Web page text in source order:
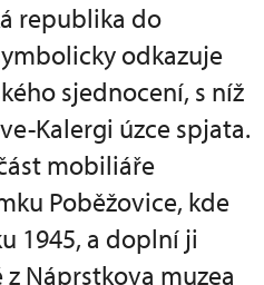
republika do
odkazuje
sjednocení, s níž
Kalergi úzce spjata.
mobiliáře
Poběžovice, kde
1945, a doplní ji
Náprstkova muzea